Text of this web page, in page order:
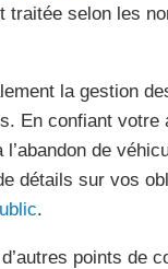
selon les
la gestion
En confiant votre
de
détails sur vos
.
points de